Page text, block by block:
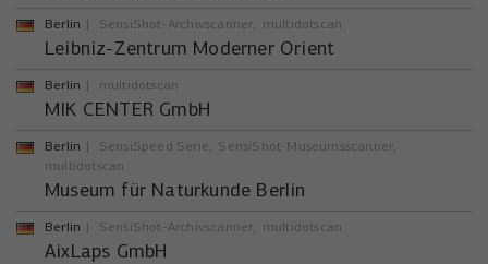
Berlin SensiShot-Archivscanner multidotscan
Leibniz-Zentrum Moderner Orient
Berlin multidotscan
MIK CENTER GmbH
Berlin SensiSpeed Serie
SensiShot-Museumsscanner
multidotscan
Museum für Naturkunde Berlin
Berlin SensiShot-Archivscanner multidotscan
AixLaps GmbH